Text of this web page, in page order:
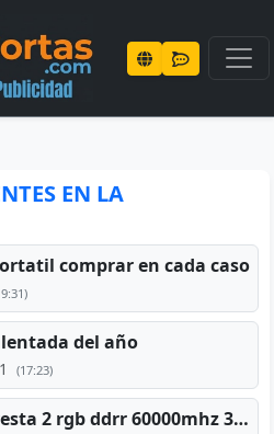
EN LA
comprar en cada caso
del año
(17:23)
acer predator vesta 2 rgb ddrr 60000mhz 32gb x2 16gb